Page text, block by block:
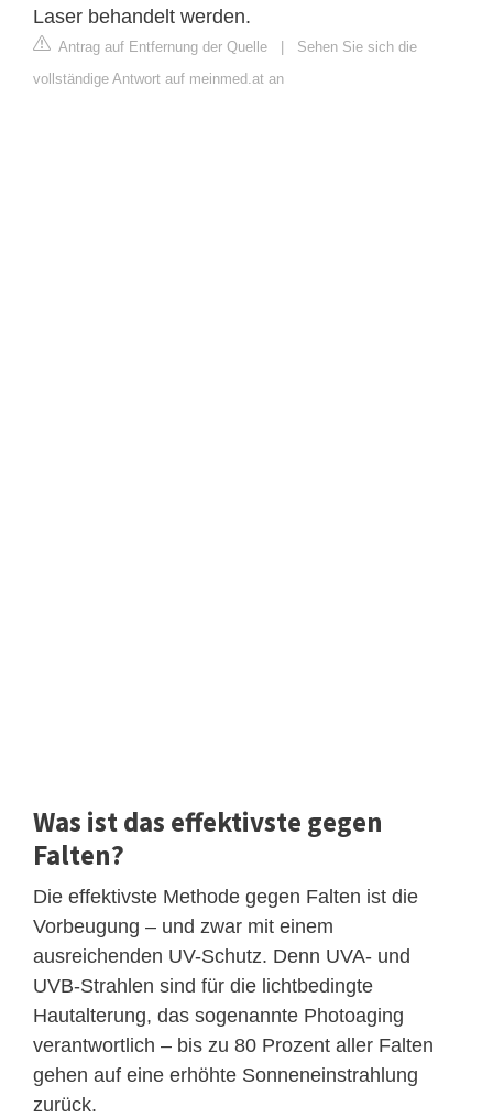
Laser behandelt werden.
Antrag auf Entfernung der Quelle | Sehen Sie sich die
vollständige Antwort auf meinmed.at an
Was ist das effektivste gegen
Falten?
Die effektivste Methode gegen Falten ist die
Vorbeugung – und zwar mit einem
ausreichenden UV-Schutz. Denn UVA- und
UVB-Strahlen sind für die lichtbedingte
Hautalterung, das sogenannte Photoaging
verantwortlich – bis zu 80 Prozent aller Falten
gehen auf eine erhöhte Sonneneinstrahlung
zurück.